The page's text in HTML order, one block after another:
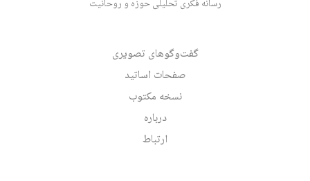
رسانه فکری تحلیلی حوزه و روحانیت
گفت‌وگوهای تصویری
صفحات اساتید
نسخه مکتوب
درباره
ارتباط